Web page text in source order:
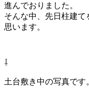
進んでおりました。
そんな中、先日柱建て
思います。
⇩
土台敷き中の写真です